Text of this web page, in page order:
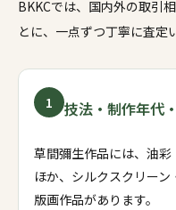
BKKCでは、国内外の取引
とに、一点ずつ丁寧に査定
1 技法・制作年代
草間彌生作品には、油
ほか、シルクスクリー
版画作品があります。